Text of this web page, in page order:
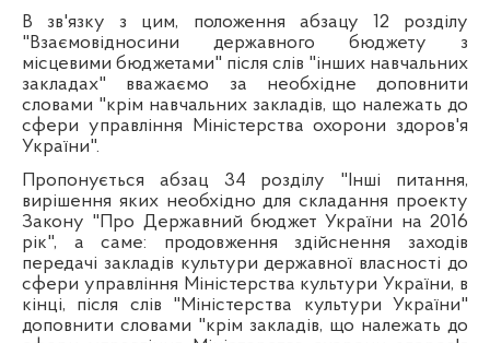
В зв'язку з цим, положення абзацу 12 розділу
"Взаємовідносини державного бюджету з
місцевими бюджетами" після слів "інших навчальних
закладах" вважаємо за необхідне доповнити
словами "крім навчальних закладів, що належать до
сфери управління Міністерства охорони здоров'я
України".
Пропонується абзац 34 розділу "Інші питання,
вирішення яких необхідно для складання проекту
Закону "Про Державний бюджет України на 2016
рік", а саме: продовження здійснення заходів
передачі закладів культури державної власності до
сфери управління Міністерства культури України, в
кінці, після слів "Міністерства культури України"
доповнити словами "крім закладів, що належать до